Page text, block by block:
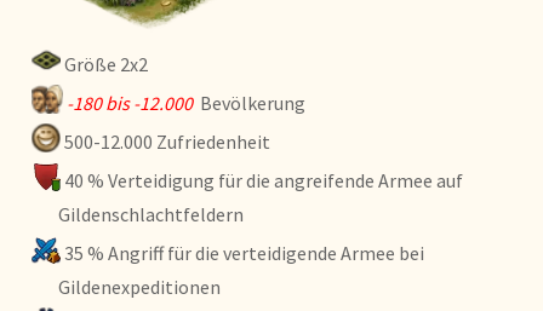
Größe 2x2
-180 bis -12.000 Bevölkerung
500-12.000 Zufriedenheit
40 % Verteidigung für die angreifende Armee auf
Gildenschlachtfeldern
35 % Angriff für die verteidigende Armee bei
Gildenexpeditionen